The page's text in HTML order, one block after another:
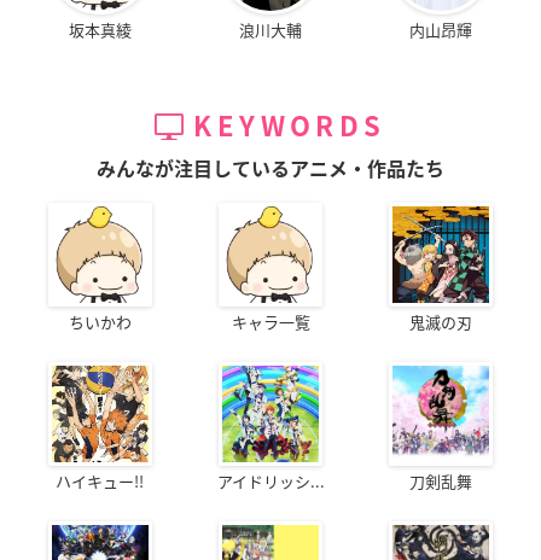
坂本真綾 浪川大輔 内山昂輝
KEYWORDS
みんなが注目しているアニメ・作品たち
ちいかわ キャラ一覧 鬼滅の刃
ハイキュー!! アイドリッシ... 刀剣乱舞